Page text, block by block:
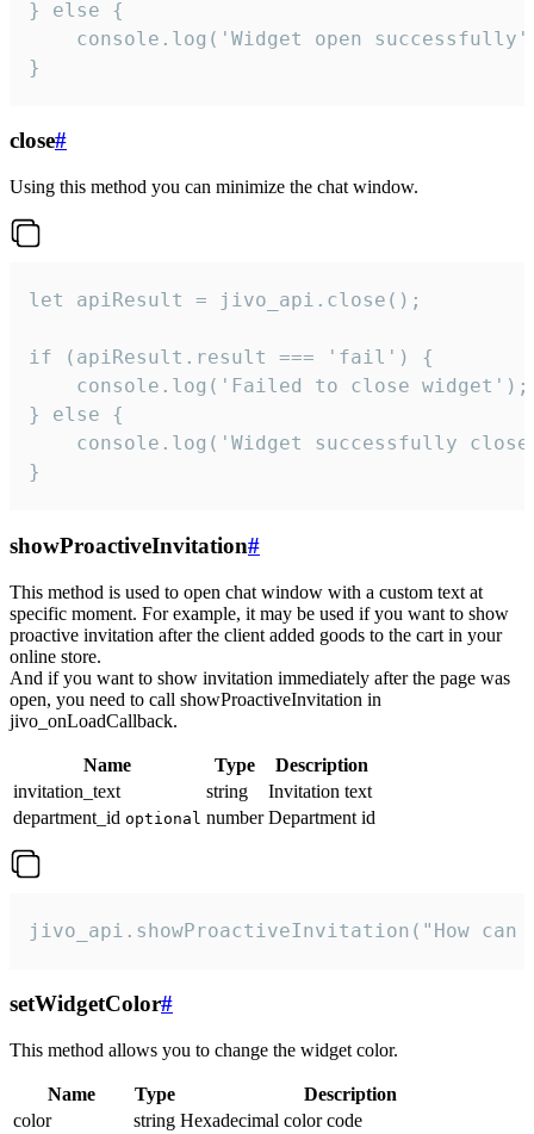
} else {
console.log('Widget open
}
close#
Using this method you can minimize the chat window.
let apiResult = jivo_api.close();
if (apiResult.result === 'fail') {
    console.log('Failed to close widget');
} else {
console.log('Widget successfully
}
showProactiveInvitation#
This method is used to open chat window with a custom text at
specific moment. For example, it may be used if you want to show
proactive invitation after the client added goods to the cart in your
online store.
And if you want to show invitation immediately after the page was
open, you need to call showProactiveInvitation in
jivo_onLoadCallback.
Name Type
Description
invitation_text
string
Invitation text
department_id optional number Department id
jivo_api.showProactiveInvitation("How
setWidgetColor#
This method allows you to change the widget color.
Name Type
Description
color
string Hexadecimal color code